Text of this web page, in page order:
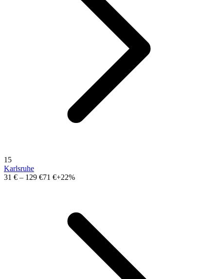
15
Karlsruhe
31 € – 129 €71 €+22%